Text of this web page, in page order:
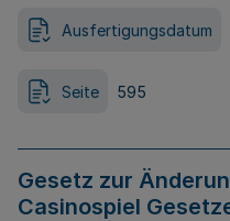
Ausfertigungsdatum
Seite 595
Gesetz zur
Casinospiel